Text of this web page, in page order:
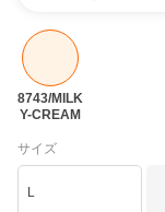
8743/MILK
Y-CREAM
サイズ
L